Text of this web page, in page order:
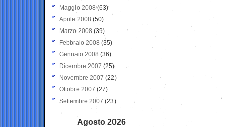
Maggio 2008(63)
Aprile 2008 (50)
Marzo 2008 (39)
Febbraio 2008 (35)
Gennaio 2008 (36)
Dicembre 2007 (25)
Novembre 2007 (22)
Ottobre 2007 (27)
Settembre 2007 (23)
Agosto 2026